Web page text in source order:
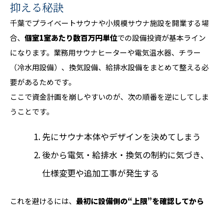
抑える秘訣
千葉でプライベートサウナや小規模サウナ施設を開業する場
合、 個室1室あたり数百万円単位での設備投資が基本ライン
になります。業務用サウナヒーターや電気温水器、チラー
（冷水用設備）、換気設備、給排水設備をまとめて整える必
要があるためです。
ここで資金計画を崩しやすいのが、次の順番を逆にしてしま
うことです。
先にサウナ本体やデザインを決めてしまう
後から電気・給排水・換気の制約に気づき、
仕様変更や追加工事が発生する
これを避けるには、 最初に設備側の“上限”を確認してから